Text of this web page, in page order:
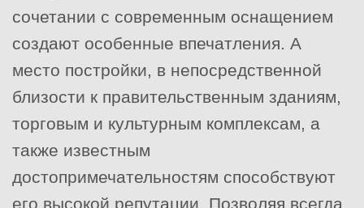
сочетании с современным оснащением
создают особенные впечатления. А
место постройки, в непосредственной
близости к правительственным зданиям,
торговым и культурным комплексам, а
также известным
достопримечательностям способствуют
его высокой репутации. Позволяя всегда